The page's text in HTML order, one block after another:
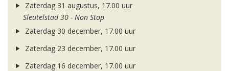
Zaterdag 31 augustus, 17.00 uur
Sleutelstad 30 - Non Stop
Zaterdag 30 december, 17.00 uur
Zaterdag 23 december, 17.00 uur
Zaterdag 16 december, 17.00 uur